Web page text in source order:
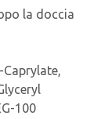
la doccia
100